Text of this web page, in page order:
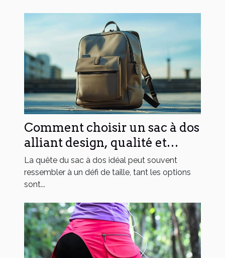
Comment choisir un sac à dos
alliant design, qualité et
fonctionnalité
La quête du sac à dos idéal peut souvent
ressembler à un défi de taille, tant les options
sont...